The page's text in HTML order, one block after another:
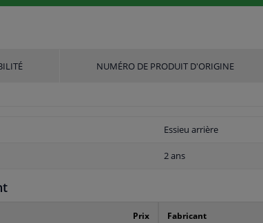
NUMÉRO DE PRODUIT D'ORIGINE
Essieu arrière
2 ans
Prix Fabricant